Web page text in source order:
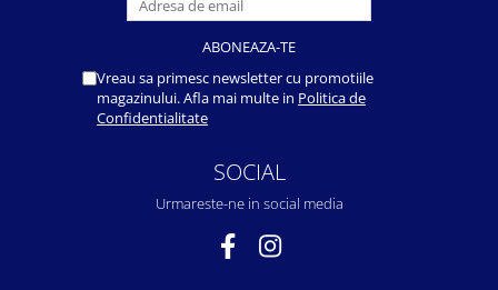
Vreau sa primesc newsletter cu promotiile
magazinului. Afla mai multe in Politica de
Confidentialitate
SOCIAL
Urmareste-ne in social media